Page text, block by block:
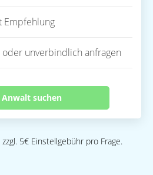
Empfehlung
unverbindlich anfragen
Anwalt suchen
5€ Einstellgebühr pro Frage.